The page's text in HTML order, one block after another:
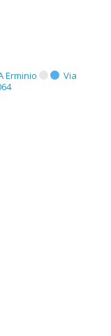
Erminio
Via